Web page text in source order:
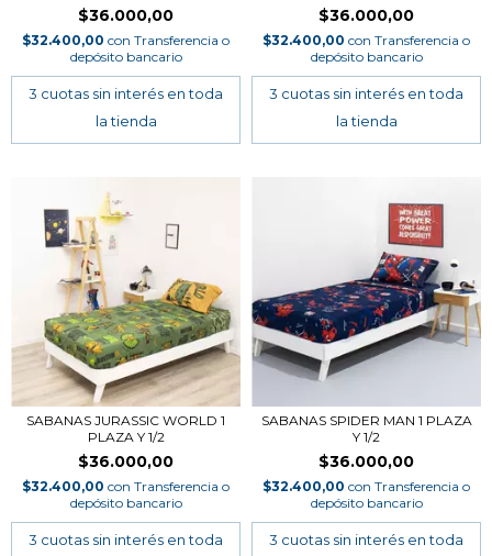
$36.000,00
$32.400,00 con Transferencia o
depósito bancario
$36.000,00
$32.400,00 con Transferencia o
depósito bancario
SABANAS JURASSIC WORLD 1
PLAZA Y 1/2
$36.000,00
$32.400,00 con Transferencia o
depósito bancario
SABANAS SPIDER MAN 1 PLAZA
Y 1/2
$36.000,00
$32.400,00 con Transferencia o
depósito bancario